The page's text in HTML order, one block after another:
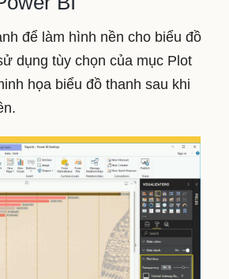
để làm hình nền cho biểu đồ
dụng tùy chọn của mục Plot
họa biểu đồ thanh sau khi